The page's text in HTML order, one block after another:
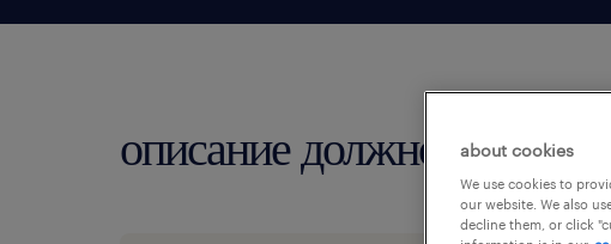
описание должностиabout cookies
We use cookies to
our website. We also
decline them, or click